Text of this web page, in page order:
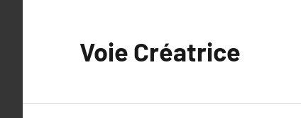
Voie Créatrice